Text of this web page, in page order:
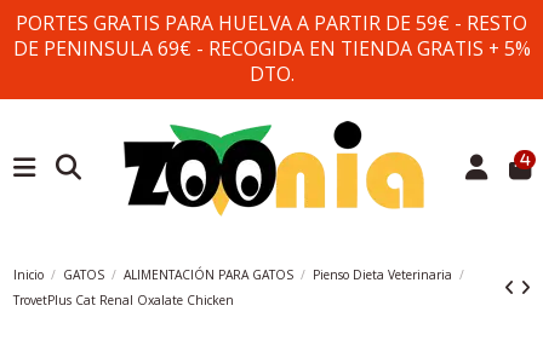
PORTES GRATIS PARA HUELVA A PARTIR DE 59€ - RESTO
DE PENINSULA 69€ - RECOGIDA EN TIENDA GRATIS + 5%
DTO.
4
Inicio GATOS ALIMENTACIÓN PARA GATOS
Pienso Dieta Veterinaria
TrovetPlus Cat Renal Oxalate Chicken